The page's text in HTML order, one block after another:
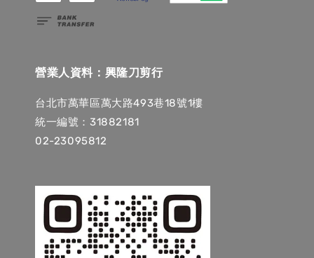
營業人資料：興隆刀剪行
台北市萬華區萬大路493巷18號1樓
統一編號：31882181
02-23095812